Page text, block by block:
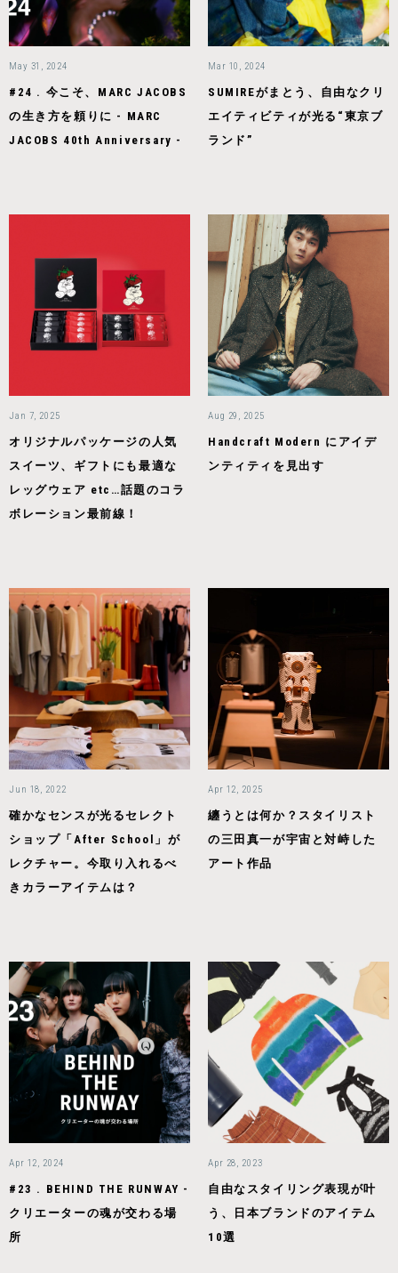
May 31, 2024
#24 . 今こそ、MARC JACOBS
の生き方を頼りに - MARC
JACOBS 40th Anniversary -
Mar 10, 2024
SUMIREがまとう、自由なクリ
エイティビティが光る“東京ブ
ランド”
Jan 7, 2025
オリジナルパッケージの人気
スイーツ、ギフトにも最適な
レッグウェア etc…話題のコラ
ボレーション最前線！
Aug 29, 2025
Handcraft Modern にアイデ
ンティティを見出す
Jun 18, 2022
確かなセンスが光るセレクト
ショップ「After School」が
レクチャー。今取り入れるべ
きカラーアイテムは？
Apr 12, 2025
纏うとは何か？スタイリスト
の三田真一が宇宙と対峙した
アート作品
Apr 12, 2024
#23 . BEHIND THE RUNWAY -
クリエーターの魂が交わる場
所
Apr 28, 2023
自由なスタイリング表現が叶
う、日本ブランドのアイテム
10選